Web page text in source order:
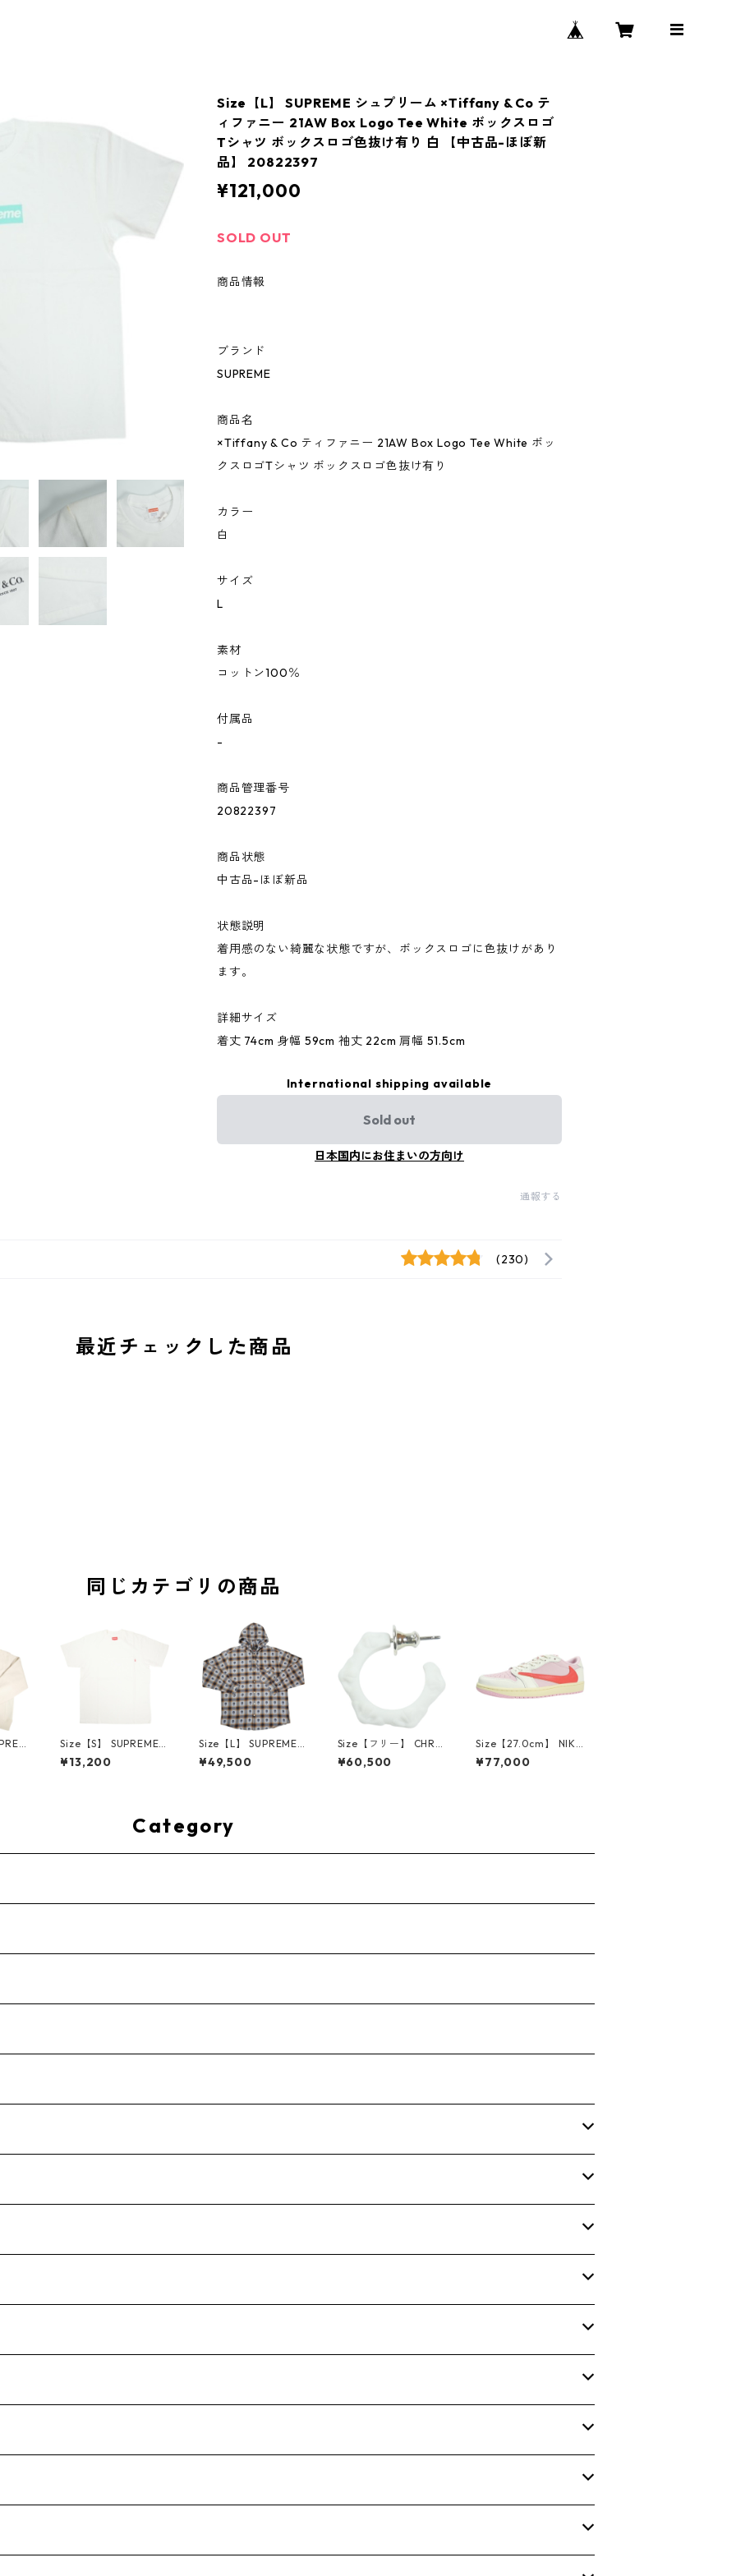
Size【L】 SUPREME シュプリーム ×Tiffany & Co テ
ィファニー 21AW Box Logo Tee White ボックスロゴ
Tシャツ ボックスロゴ色抜け有り 白 【中古品-ほぼ新
品】 20822397
¥121,000
SOLD OUT
商品情報
ブランド
SUPREME
商品名
×Tiffany & Co ティファニー 21AW Box Logo Tee White ボッ
クスロゴTシャツ ボックスロゴ色抜け有り
カラー
白
サイズ
L
素材
コットン100％
付属品
-
商品管理番号
20822397
商品状態
中古品-ほぼ新品
状態説明
着用感のない綺麗な状態ですが、ボックスロゴに色抜けがあり
ます。
詳細サイズ
着丈 74cm 身幅 59cm 袖丈 22cm 肩幅 51.5cm
International shipping available
Sold out
日本国内にお住まいの方向け
通報する
(230)
最近チェックした商品
同じカテゴリの商品
Size【S】 SUPREME
シュプリーム S/S Poc
ket Tee White Tシャ
¥13,200
Size【L】 SUPREME
シュプリーム ×Numbe
r (N)ine 25FW Hoode
¥49,500
Size【フリー】 CHRO
ME HEARTS クロム・
ハーツ CH Cross SING
¥60,500
Size【27.0cm】 NIKE
ナイキ ×Travis Scott
AIR JORDAN 1 LOW
¥77,000
Category